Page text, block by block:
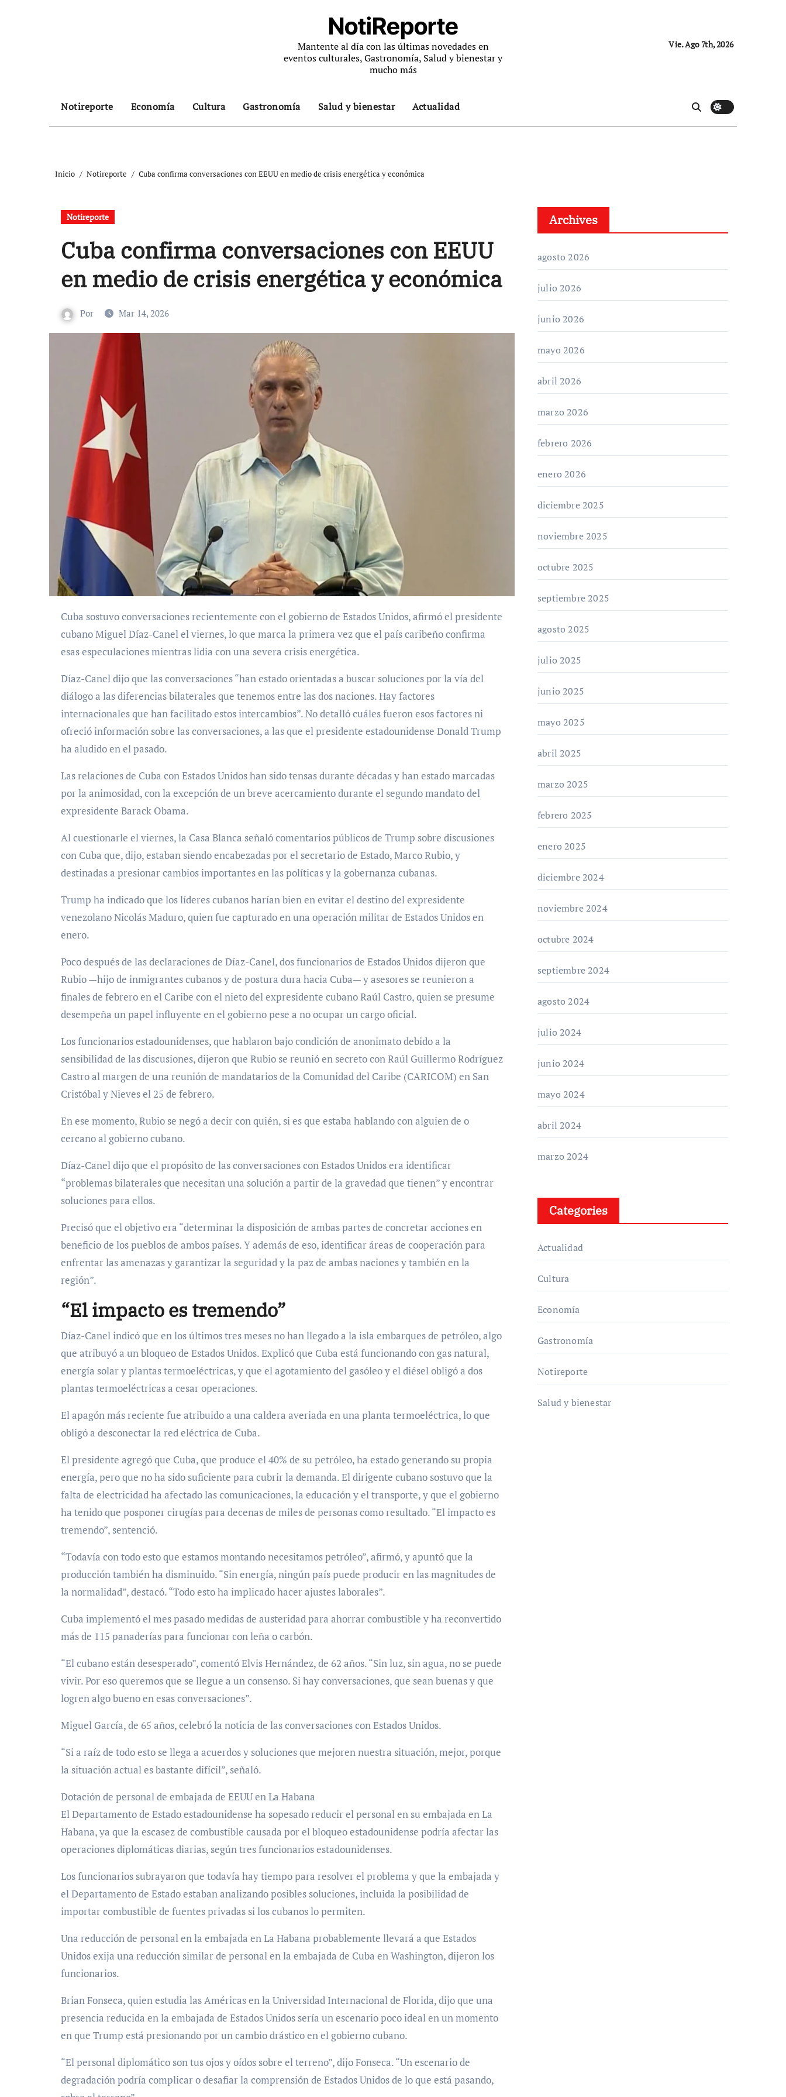
NotiReporte
Mantente al día con las últimas novedades en
eventos culturales, Gastronomía, Salud y bienestar y
mucho más
Vie. Ago 7th, 2026
Notireporte Economía Cultura Gastronomía Salud y bienestar Actualidad
Inicio Notireporte Cuba confirma conversaciones con EEUU en medio de crisis energética y económica
Notireporte
Cuba confirma conversaciones con EEUU
en medio de crisis energética y económica
Por Mar 14, 2026
Cuba sostuvo conversaciones recientemente con el gobierno de Estados Unidos, afirmó el presidente
cubano Miguel Díaz-Canel el viernes, lo que marca la primera vez que el país caribeño confirma
esas especulaciones mientras lidia con una severa crisis energética.
Díaz-Canel dijo que las conversaciones “han estado orientadas a buscar soluciones por la vía del
diálogo a las diferencias bilaterales que tenemos entre las dos naciones. Hay factores
internacionales que han facilitado estos intercambios”. No detalló cuáles fueron esos factores ni
ofreció información sobre las conversaciones, a las que el presidente estadounidense Donald Trump
ha aludido en el pasado.
Las relaciones de Cuba con Estados Unidos han sido tensas durante décadas y han estado marcadas
por la animosidad, con la excepción de un breve acercamiento durante el segundo mandato del
expresidente Barack Obama.
Al cuestionarle el viernes, la Casa Blanca señaló comentarios públicos de Trump sobre discusiones
con Cuba que, dijo, estaban siendo encabezadas por el secretario de Estado, Marco Rubio, y
destinadas a presionar cambios importantes en las políticas y la gobernanza cubanas.
Trump ha indicado que los líderes cubanos harían bien en evitar el destino del expresidente
venezolano Nicolás Maduro, quien fue capturado en una operación militar de Estados Unidos en
enero.
Poco después de las declaraciones de Díaz-Canel, dos funcionarios de Estados Unidos dijeron que
Rubio —hijo de inmigrantes cubanos y de postura dura hacia Cuba— y asesores se reunieron a
finales de febrero en el Caribe con el nieto del expresidente cubano Raúl Castro, quien se presume
desempeña un papel influyente en el gobierno pese a no ocupar un cargo oficial.
Los funcionarios estadounidenses, que hablaron bajo condición de anonimato debido a la
sensibilidad de las discusiones, dijeron que Rubio se reunió en secreto con Raúl Guillermo Rodríguez
Castro al margen de una reunión de mandatarios de la Comunidad del Caribe (CARICOM) en San
Cristóbal y Nieves el 25 de febrero.
En ese momento, Rubio se negó a decir con quién, si es que estaba hablando con alguien de o
cercano al gobierno cubano.
Díaz-Canel dijo que el propósito de las conversaciones con Estados Unidos era identificar
“problemas bilaterales que necesitan una solución a partir de la gravedad que tienen” y encontrar
soluciones para ellos.
Precisó que el objetivo era “determinar la disposición de ambas partes de concretar acciones en
beneficio de los pueblos de ambos países. Y además de eso, identificar áreas de cooperación para
enfrentar las amenazas y garantizar la seguridad y la paz de ambas naciones y también en la
región”.
“El impacto es tremendo”
Díaz-Canel indicó que en los últimos tres meses no han llegado a la isla embarques de petróleo, algo
que atribuyó a un bloqueo de Estados Unidos. Explicó que Cuba está funcionando con gas natural,
energía solar y plantas termoeléctricas, y que el agotamiento del gasóleo y el diésel obligó a dos
plantas termoeléctricas a cesar operaciones.
El apagón más reciente fue atribuido a una caldera averiada en una planta termoeléctrica, lo que
obligó a desconectar la red eléctrica de Cuba.
El presidente agregó que Cuba, que produce el 40% de su petróleo, ha estado generando su propia
energía, pero que no ha sido suficiente para cubrir la demanda. El dirigente cubano sostuvo que la
falta de electricidad ha afectado las comunicaciones, la educación y el transporte, y que el gobierno
ha tenido que posponer cirugías para decenas de miles de personas como resultado. “El impacto es
tremendo”, sentenció.
“Todavía con todo esto que estamos montando necesitamos petróleo”, afirmó, y apuntó que la
producción también ha disminuido. “Sin energía, ningún país puede producir en las magnitudes de
la normalidad”, destacó. “Todo esto ha implicado hacer ajustes laborales”.
Cuba implementó el mes pasado medidas de austeridad para ahorrar combustible y ha reconvertido
más de 115 panaderías para funcionar con leña o carbón.
“El cubano están desesperado”, comentó Elvis Hernández, de 62 años. “Sin luz, sin agua, no se puede
vivir. Por eso queremos que se llegue a un consenso. Si hay conversaciones, que sean buenas y que
logren algo bueno en esas conversaciones”.
Miguel García, de 65 años, celebró la noticia de las conversaciones con Estados Unidos.
“Si a raíz de todo esto se llega a acuerdos y soluciones que mejoren nuestra situación, mejor, porque
la situación actual es bastante difícil”, señaló.
Dotación de personal de embajada de EEUU en La Habana
El Departamento de Estado estadounidense ha sopesado reducir el personal en su embajada en La
Habana, ya que la escasez de combustible causada por el bloqueo estadounidense podría afectar las
operaciones diplomáticas diarias, según tres funcionarios estadounidenses.
Los funcionarios subrayaron que todavía hay tiempo para resolver el problema y que la embajada y
el Departamento de Estado estaban analizando posibles soluciones, incluida la posibilidad de
importar combustible de fuentes privadas si los cubanos lo permiten.
Una reducción de personal en la embajada en La Habana probablemente llevará a que Estados
Unidos exija una reducción similar de personal en la embajada de Cuba en Washington, dijeron los
funcionarios.
Brian Fonseca, quien estudia las Américas en la Universidad Internacional de Florida, dijo que una
presencia reducida en la embajada de Estados Unidos sería un escenario poco ideal en un momento
en que Trump está presionando por un cambio drástico en el gobierno cubano.
“El personal diplomático son tus ojos y oídos sobre el terreno”, dijo Fonseca. “Un escenario de
degradación podría complicar o desafiar la comprensión de Estados Unidos de lo que está pasando,
Archives
agosto 2026
julio 2026
junio 2026
mayo 2026
abril 2026
marzo 2026
febrero 2026
enero 2026
diciembre 2025
noviembre 2025
octubre 2025
septiembre 2025
agosto 2025
julio 2025
junio 2025
mayo 2025
abril 2025
marzo 2025
febrero 2025
enero 2025
diciembre 2024
noviembre 2024
octubre 2024
septiembre 2024
agosto 2024
julio 2024
junio 2024
mayo 2024
abril 2024
marzo 2024
Categories
Actualidad
Cultura
Economía
Gastronomía
Notireporte
Salud y bienestar